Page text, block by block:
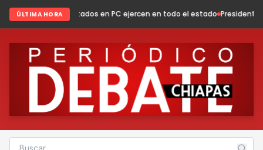
ÚLTIMA HORA
en PC ejercen en todo el estado Presidenta Fabiola Ricci